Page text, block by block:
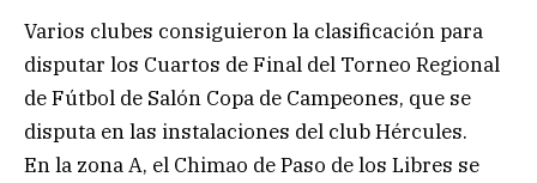
Varios clubes consiguieron la clasificación para
disputar los Cuartos de Final del Torneo Regional
de Fútbol de Salón Copa de Campeones, que se
disputa en las instalaciones del club Hércules.
En la zona A, el Chimao de Paso de los Libres se